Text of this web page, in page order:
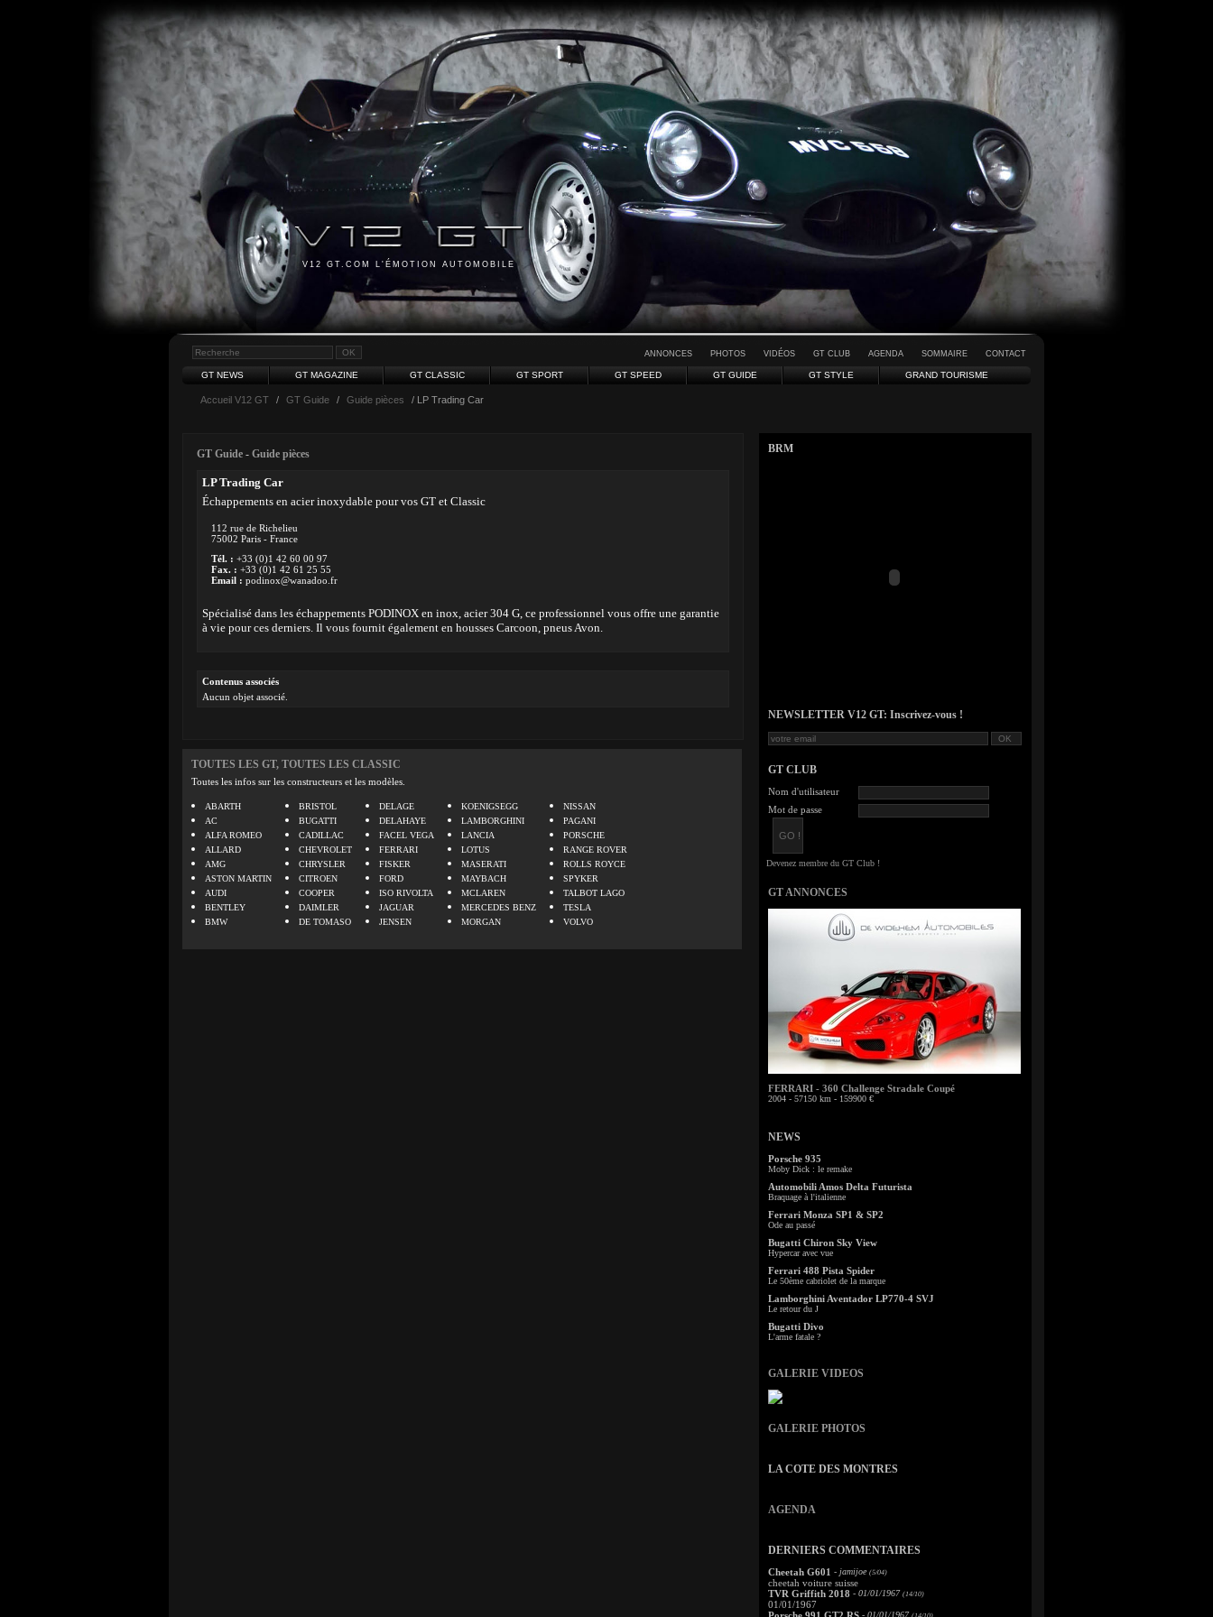
V12 GT.COM L'ÉMOTION AUTOMOBILE
ANNONCES PHOTOS VIDÉOS GT CLUB AGENDA SOMMAIRE CONTACT
GT NEWS GT MAGAZINE GT CLASSIC GT SPORT GT SPEED GT GUIDE GT STYLE GRAND TOURISME
Accueil V12 GT / GT Guide / Guide pièces / LP Trading Car
GT Guide - Guide pièces
LP Trading Car
Échappements en acier inoxydable pour vos GT et Classic
112 rue de Richelieu
75002 Paris - France
Tél. : +33 (0)1 42 60 00 97
Fax. : +33 (0)1 42 61 25 55
Email : podinox@wanadoo.fr
Spécialisé dans les échappements PODINOX en inox, acier 304 G, ce professionnel vous offre une garantie
à vie pour ces derniers. Il vous fournit également en housses Carcoon, pneus Avon.
Contenus associés
Aucun objet associé.
TOUTES LES GT, TOUTES LES CLASSIC
Toutes les infos sur les constructeurs et les modèles.
ABARTH
AC
ALFA ROMEO
ALLARD
AMG
ASTON MARTIN
AUDI
BENTLEY
BMW
BRISTOL
BUGATTI
CADILLAC
CHEVROLET
CHRYSLER
CITROEN
COOPER
DAIMLER
DE TOMASO
DELAGE
DELAHAYE
FACEL VEGA
FERRARI
FISKER
FORD
ISO RIVOLTA
JAGUAR
JENSEN
KOENIGSEGG
LAMBORGHINI
LANCIA
LOTUS
MASERATI
MAYBACH
MCLAREN
MERCEDES BENZ
MORGAN
NISSAN
PAGANI
PORSCHE
RANGE ROVER
ROLLS ROYCE
SPYKER
TALBOT LAGO
TESLA
VOLVO
BRM
NEWSLETTER V12 GT: Inscrivez-vous !
GT CLUB
Nom d'utilisateur
Mot de passe
GT ANNONCES
FERRARI - 360 Challenge Stradale Coupé
2004 - 57150 km - 159900 €
NEWS
Porsche 935
Moby Dick : le remake
Automobili Amos Delta Futurista
Braquage à l'italienne
Ferrari Monza SP1 & SP2
Ode au passé
Bugatti Chiron Sky View
Hypercar avec vue
Ferrari 488 Pista Spider
Le 50ème cabriolet de la marque
Lamborghini Aventador LP770-4 SVJ
Le retour du J
Bugatti Divo
L'arme fatale ?
GALERIE VIDEOS
GALERIE PHOTOS
LA COTE DES MONTRES
AGENDA
DERNIERS COMMENTAIRES
Cheetah G601 - jamijoe (5/04)
cheetah voiture suisse
TVR Griffith 2018 - 01/01/1967 (14/10)
01/01/1967
- 01/01/1967